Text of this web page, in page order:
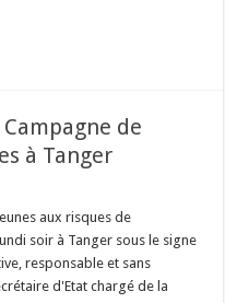
de
à Tanger
aux risques de
soir à Tanger sous le signe
responsable et sans
d'Etat chargé de la